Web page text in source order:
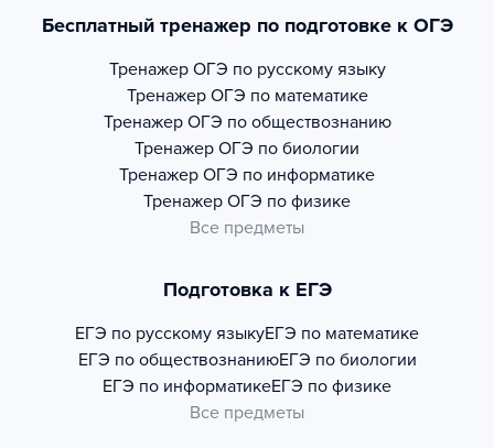
Бесплатный тренажер по подготовке к ОГЭ
Тренажер ОГЭ по русскому языку
Тренажер ОГЭ по математике
Тренажер ОГЭ по обществознанию
Тренажер ОГЭ по биологии
Тренажер ОГЭ по информатике
Тренажер ОГЭ по физике
Все предметы
Подготовка к ЕГЭ
ЕГЭ по русскому языкуЕГЭ по математике
ЕГЭ по обществознаниюЕГЭ по биологии
ЕГЭ по информатикеЕГЭ по физике
Все предметы